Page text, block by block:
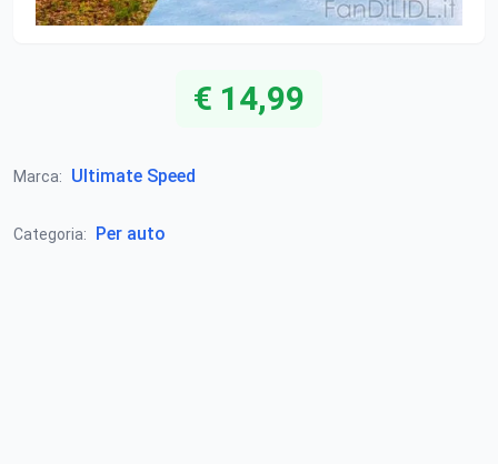
€ 14,99
Marca: Ultimate Speed
Categoria: Per auto